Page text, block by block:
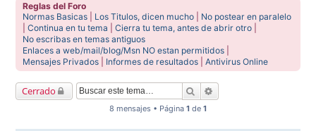
Reglas del Foro
Normas Basicas
Los Titulos, dicen mucho
No postear en paralelo
|Continua en tu tema |Cierra tu tema, antes de abrir otro
No escribas en temas antiguos
Enlaces a web/mail/blog/Msn NO estan permitidos
Mensajes Privados
Informes de resultados |Antivirus Online
Cerrado Buscar
8 mensajes • Página 1 de 1